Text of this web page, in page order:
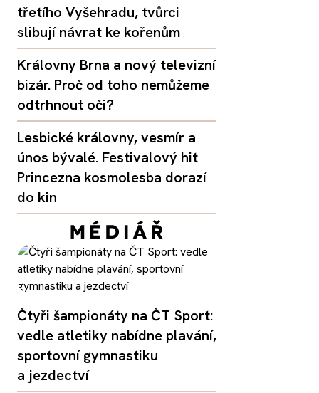
třetího Vyšehradu, tvůrci
slibují návrat ke kořenům
Královny Brna a nový televizní
bizár. Proč od toho nemůžeme
odtrhnout oči?
Lesbické královny, vesmír a
únos bývalé. Festivalový hit
Princezna kosmolesba dorazí
do kin
Čtyři šampionáty na ČT Sport:
vedle atletiky nabídne plavání,
sportovní gymnastiku
a jezdectví